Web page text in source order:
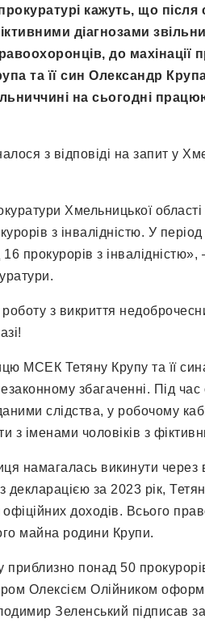
кажуть, що
діагнозами
до махінації
та її син Олександр
на сьогодні
з відповіді на запит у
Хмельницької області
з інвалідністю. У
прокурорів з інвалідністю»,
з викриття
МСЕК Тетяну Крупу та її
збагаченні. Під
слідства, у робочому
з іменами чоловіків з
намагалась викинути через
декларацією за 2023 рік,
доходів. Всього
майна родини Крупи.
приблизно понад 50
Олексієм Олійником
Зеленський підписав